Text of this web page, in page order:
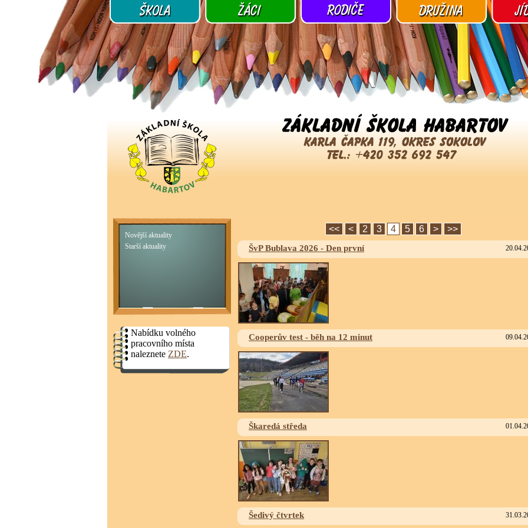
Novější aktuality
Starší aktuality
Nabídku volného
pracovního místa
naleznete ZDE.
<< < 2 3 4 5 6 >
>>
ŠvP Bublava 2026 - Den první
Cooperův test - běh na 12 minut
Škaredá středa
Šedivý čtvrtek